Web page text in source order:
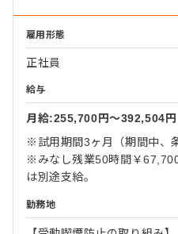
雇用形態
正社員
給与
月給:255,700円〜392,504円
※試用期間3ヶ月（期間中、
※みなし残業50時間￥
は別途支給。
勤務地